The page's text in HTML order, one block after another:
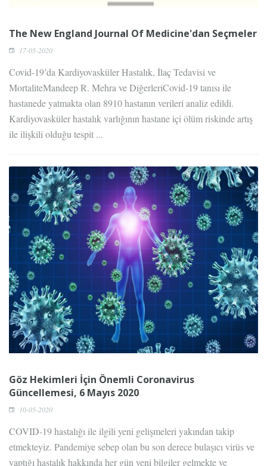
The New England Journal Of Medicine'dan Seçmeler
17-05-2020
Covid-19’da Kardiyovasküler Hastalık, İlaç Tedavisi ve
MortaliteMandeep R. Mehra ve DiğerleriCovid-19 tanısı ile
hastanede yatmakta olan 8910 hastanın verileri analiz edildi.
Kardiyovasküler hastalık varlığının hastane içi ölüm riskinde artış
ile ilişkili olduğu tespit ...
Göz Hekimleri İçin Önemli Coronavirus
Güncellemesi, 6 Mayıs 2020
10-05-2020
COVID-19 hastalığı ile ilgili yeni gelişmeleri yakından takip
etmekteyiz. Pandemiye sebep olan bu son derece bulaşıcı virüs ve
yaptığı hastalık hakkında her gün yeni bilgiler gelmekte ve